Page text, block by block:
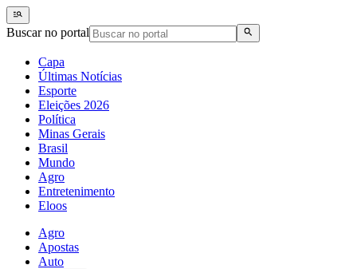
Buscar no portal
Capa
Últimas Notícias
Esporte
Eleições 2026
Política
Minas Gerais
Brasil
Mundo
Agro
Entretenimento
Eloos
Agro
Apostas
Auto